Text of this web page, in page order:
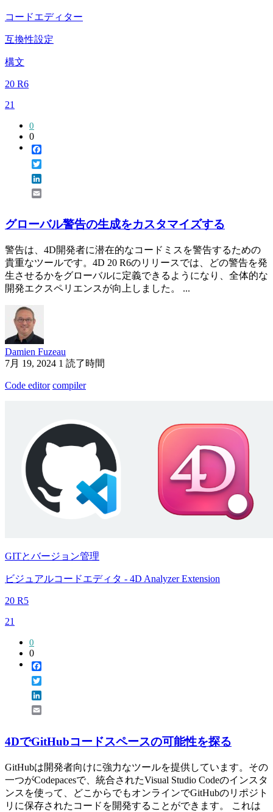
コードエディター
互換性設定
構文
20 R6
21
0
0
グローバル警告の生成をカスタマイズする
警告は、4D開発者に潜在的なコードミスを警告するための
貴重なツールです。4D 20 R6のリリースでは、どの警告を発
生させるかをグローバルに定義できるようになり、全体的な
開発エクスペリエンスが向上しました。 ...
Damien Fuzeau
7月 19, 2024 1 読了時間
Code editor compiler
GITとバージョン管理
ビジュアルコードエディタ - 4D Analyzer Extension
20 R5
21
0
0
4DでGitHubコードスペースの可能性を探る
GitHubは開発者向けに強力なツールを提供しています。その
一つがCodepacesで、統合されたVisual Studio Codeのインスタ
ンスを使って、どこからでもオンラインでGitHubのリポジト
リに保存されたコードを開発することができます。 これは